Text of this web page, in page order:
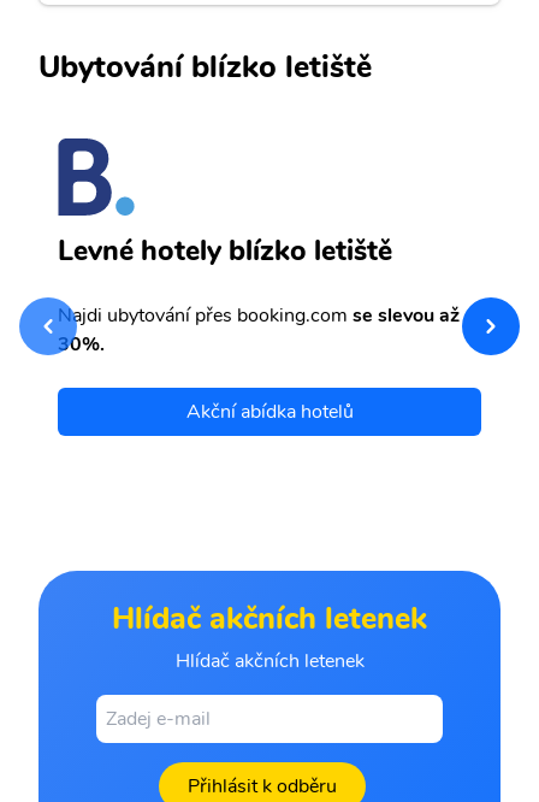
Ubytování blízko letiště
Levné hotely blízko letiště
Najdi ubytování přes booking.com se slevou až
30%.
Akční abídka hotelů
Hlídač akčních letenek
Hlídač akčních letenek
Přihlásit k odběru